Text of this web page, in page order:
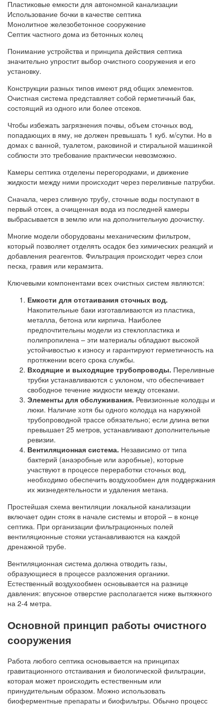
Пластиковые емкости для автономной канализации
Использование бочки в качестве септика
Монолитное железобетонное сооружение
Септик частного дома из бетонных колец
Понимание устройства и принципа действия септика
значительно упростит выбор очистного сооружения и его
установку.
Конструкции разных типов имеют ряд общих элементов.
Очистная система представляет собой герметичный бак,
состоящий из одного или более отсеков.
Чтобы избежать загрязнения почвы, объем сточных вод,
попадающих в яму, не должен превышать 1 куб. м/сутки. Но в
домах с ванной, туалетом, раковиной и стиральной машинкой
соблюсти это требование практически невозможно.
Камеры септика отделены перегородками, и движение
жидкости между ними происходит через переливные патрубки.
Сначала, через сливную трубу, сточные воды поступают в
первый отсек, а очищенная вода из последней камеры
выбрасывается в землю или на дополнительную доочистку.
Многие модели оборудованы механическим фильтром,
который позволяет отделять осадок без химических реакций и
добавления реагентов. Фильтрация происходит через слои
песка, гравия или керамзита.
Ключевыми компонентами всех очистных систем являются:
Емкости для отстаивания сточных вод.
Накопительные баки изготавливаются из пластика,
металла, бетона или кирпича. Наиболее
предпочтительны модели из стеклопластика и
полипропилена – эти материалы обладают высокой
устойчивостью к износу и гарантируют герметичность на
протяжении всего срока службы.
Входящие и выходящие трубопроводы. Переливные
трубки устанавливаются с уклоном, что обеспечивает
свободное течение жидкости между отсеками.
Элементы для обслуживания. Ревизионные колодцы и
люки. Наличие хотя бы одного колодца на наружной
трубопроводной трассе обязательно; если длина ветки
превышает 25 метров, устанавливают дополнительные
ревизии.
Вентиляционная система. Независимо от типа
бактерий (анаэробные или аэробные), которые
участвуют в процессе переработки сточных вод,
необходимо обеспечить воздухообмен для поддержания
их жизнедеятельности и удаления метана.
Простейшая схема вентиляции локальной канализации
включает один стояк в начале системы и второй – в конце
септика. При организации фильтрационных полей
вентиляционные стояки устанавливаются на каждой
дренажной трубе.
Вентиляционная система должна отводить газы,
образующиеся в процессе разложения органики.
Естественный воздухообмен основывается на разнице
давления: впускное отверстие располагается ниже вытяжного
на 2-4 метра.
Основной принцип работы очистного
сооружения
Работа любого септика основывается на принципах
гравитационного отстаивания и биологической фильтрации,
которая может происходить естественным или
принудительным образом. Можно использовать
биоферментные препараты и биофильтры. Обычно процесс